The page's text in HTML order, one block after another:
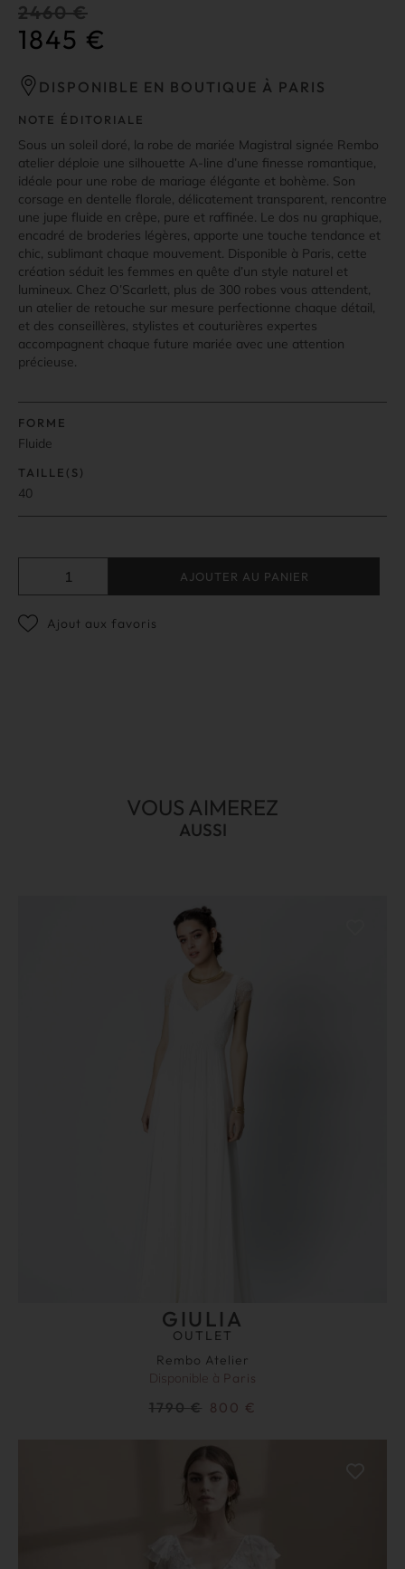
2460€
1845 €
DISPONIBLE EN BOUTIQUE À PARIS
NOTE ÉDITORIALE
Sous un soleil doré, la robe de mariée Magistral signée Rembo
atelier déploie une silhouette A-line d’une finesse romantique,
idéale pour une robe de mariage élégante et bohème. Son
corsage en dentelle florale, délicatement transparent, rencontre
une jupe fluide en crêpe, pure et raffinée. Le dos nu graphique,
encadré de broderies légères, apporte une touche tendance et
chic, sublimant chaque mouvement. Disponible à Paris, cette
création séduit les femmes en quête d’un style naturel et
lumineux. Chez O’Scarlett, plus de 300 robes vous attendent,
un atelier de retouche sur mesure perfectionne chaque détail,
et des conseillères, stylistes et couturières expertes
accompagnent chaque future mariée avec une attention
précieuse.
FORME
Fluide
TAILLE(S)
40
AJOUTER AU PANIER
Ajout aux favoris
VOUS AIMEREZ
AUSSI
GIULIA
OUTLET
Rembo Atelier
Disponible à Paris
1790€ 800 €